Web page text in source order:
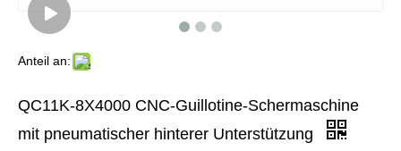
Anteil an:
QC11K-8X4000 CNC-Guillotine-Schermaschine
mit pneumatischer hinterer Unterstützung